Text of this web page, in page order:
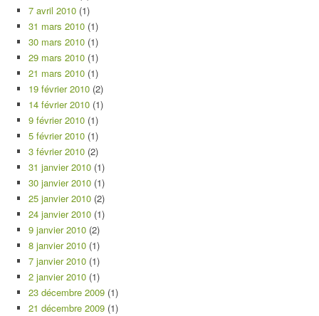
7 avril 2010 (1)
31 mars 2010 (1)
30 mars 2010 (1)
29 mars 2010 (1)
21 mars 2010 (1)
19 février 2010 (2)
14 février 2010 (1)
9 février 2010 (1)
5 février 2010 (1)
3 février 2010 (2)
31 janvier 2010 (1)
30 janvier 2010 (1)
25 janvier 2010 (2)
24 janvier 2010 (1)
9 janvier 2010 (2)
8 janvier 2010 (1)
7 janvier 2010 (1)
2 janvier 2010 (1)
23 décembre 2009 (1)
21 décembre 2009 (1)